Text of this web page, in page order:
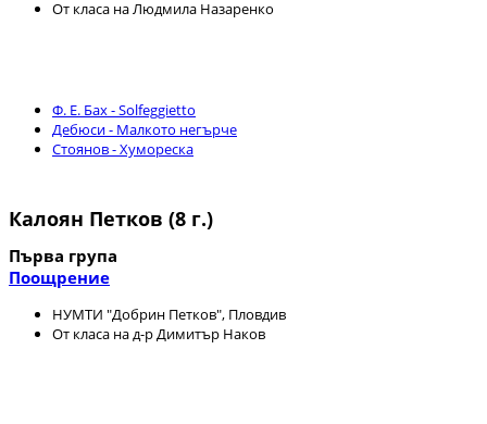
От класа на Людмила Назаренко
Ф. Е. Бах - Solfeggietto
Дебюси - Малкото негърче
Стоянов - Хумореска
Калоян Петков (8 г.)
Първа група
Поощрение
НУМТИ "Добрин Петков", Пловдив
От класа на д-р Димитър Наков